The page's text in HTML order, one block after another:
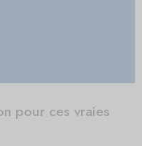
pour ces vraies